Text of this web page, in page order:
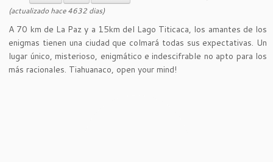
(actualizado hace 4632 dias)
A 70 km de La Paz y a 15km del Lago Titicaca, los amantes de los
enigmas tienen una ciudad que colmará todas sus expectativas. Un
lugar único, misterioso, enigmático e indescifrable no apto para los
más racionales. Tiahuanaco, open your mind!